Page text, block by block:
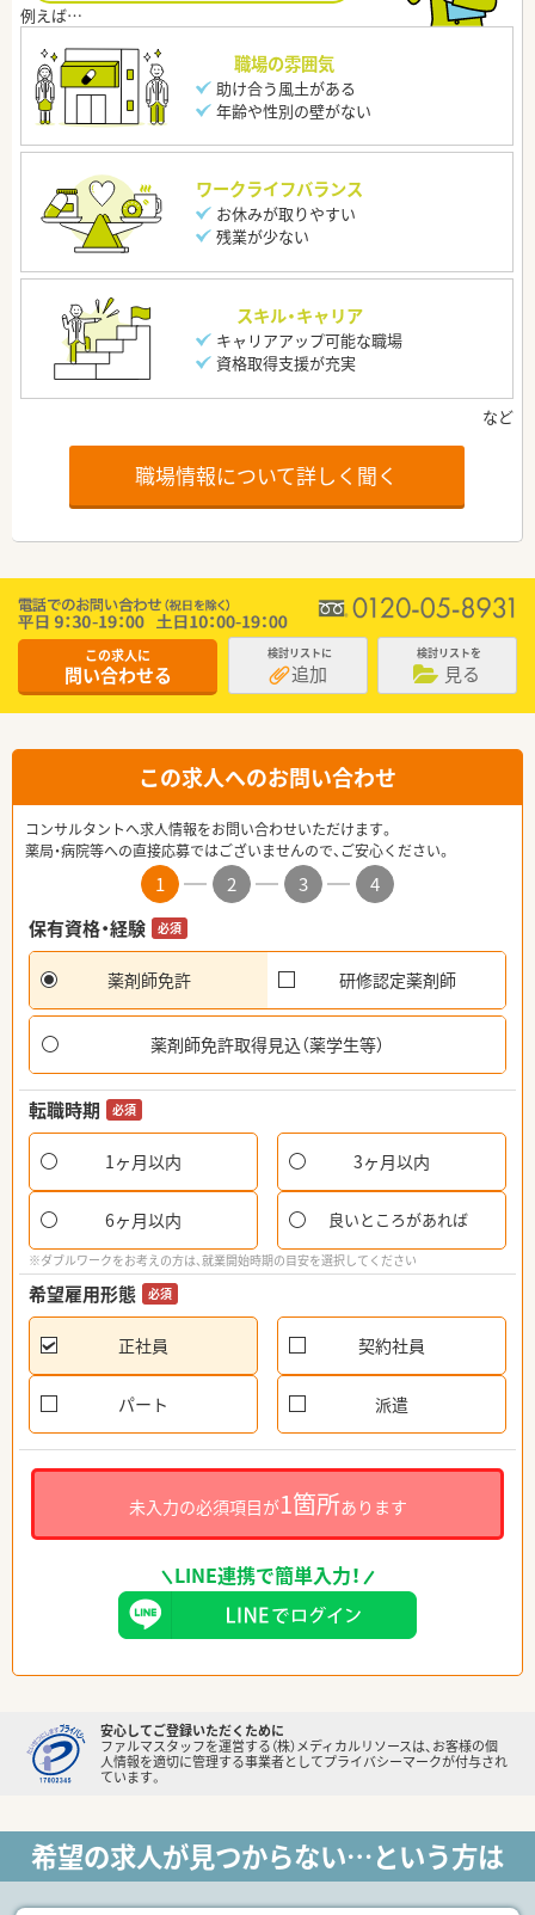
職場の雰囲気
助け合う風土がある
年齢や性別の壁がない
ワークライフバランス
お休みが取りやすい
残業が少ない
スキル・キャリア
キャリアアップ可能な職場
資格取得支援が充実
職場情報について詳しく聞く
この求人に
問い合わせる
検討リストに
追加
検討リストを
見る
この求人へのお問い合わせ
コンサルタントへ求人情報をお問い合わせいただけます。
薬局・病院等への直接応募ではございませんので、ご安心ください。
1 2 3
4
保有資格・経験
必須
薬剤師免許 研修認定薬剤師
薬剤師免許取得見込（薬学生等）
転職時期 必須
1ヶ月以内 3ヶ月以内
6ヶ月以内 良いところがあれば
※ダブルワークをお考えの方は、就業開始時期の目安を選択してください
希望雇用形態 必須
正社員 契約社員
パート 派遣
未入力の必須項目が1箇所あります
LINE連携で簡単入力！
安心してご登録いただくために
ファルマスタッフを運営する（株）メディカルリソースは、お客様の個
人情報を適切に管理する事業者としてプライバシーマークが付与され
ています。
希望の求人が見つからない…という方は